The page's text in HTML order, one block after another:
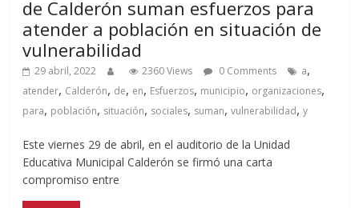
de Calderón suman esfuerzos para
atender a población en situación de
vulnerabilidad
29 abril, 2022 2360 Views 0 Comments a,
atender, Calderón, de, en, Esfuerzos, municipio, organizaciones,
para, población, situación, sociales, suman,vulnerabilidad,y
Este viernes 29 de abril, en el auditorio de la Unidad
Educativa Municipal Calderón se firmó una carta
compromiso entre